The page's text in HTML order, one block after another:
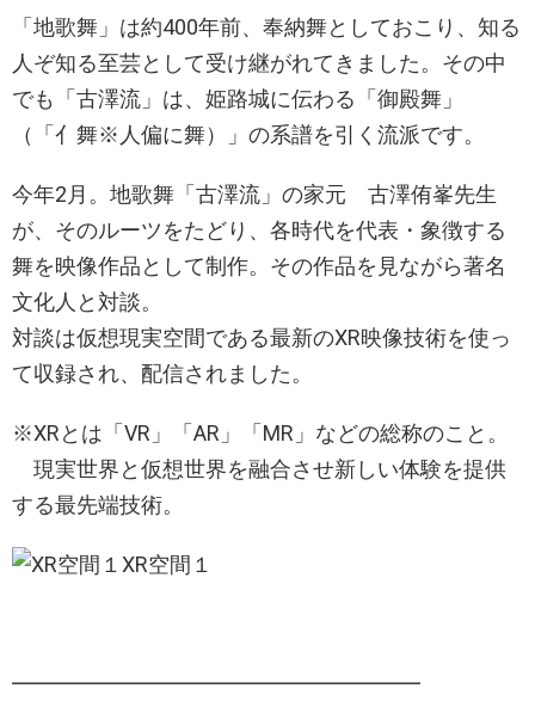
「地歌舞」は約400年前、奉納舞としておこり、知る
人ぞ知る至芸として受け継がれてきました。その中
でも「古澤流」は、姫路城に伝わる「御殿舞」
（「亻舞※人偏に舞）」の系譜を引く流派です。
今年2月。地歌舞「古澤流」の家元 古澤侑峯先生
が、そのルーツをたどり、各時代を代表・象徴する
舞を映像作品として制作。その作品を見ながら著名
文化人と対談。
対談は仮想現実空間である最新のXR映像技術を使っ
て収録され、配信されました。
※XRとは「VR」「AR」「MR」などの総称のこと。
現実世界と仮想世界を融合させ新しい体験を提供
する最先端技術。
XR空間１
━━━━━━━━━━━━━━━━━━━